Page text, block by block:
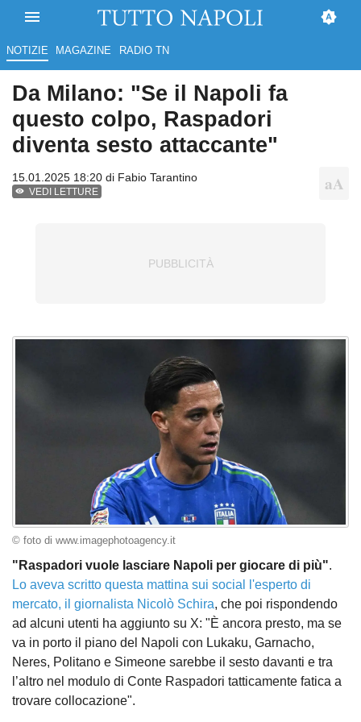
NOTIZIE MAGAZINE RADIO TN
Da Milano: "Se il Napoli fa
questo colpo, Raspadori
diventa sesto attaccante"
15.01.2025 18:20 di Fabio Tarantino
VEDI LETTURE
© foto di www.imagephotoagency.it
"Raspadori vuole lasciare Napoli per giocare di più".
Lo aveva scritto questa mattina sui social l'esperto di
mercato, il giornalista Nicolò Schira, che poi rispondendo
ad alcuni utenti ha aggiunto su X: "È ancora presto, ma se
va in porto il piano del Napoli con Lukaku, Garnacho,
Neres, Politano e Simeone sarebbe il sesto davanti e tra
l’altro nel modulo di Conte Raspadori tatticamente fatica a
trovare collocazione".